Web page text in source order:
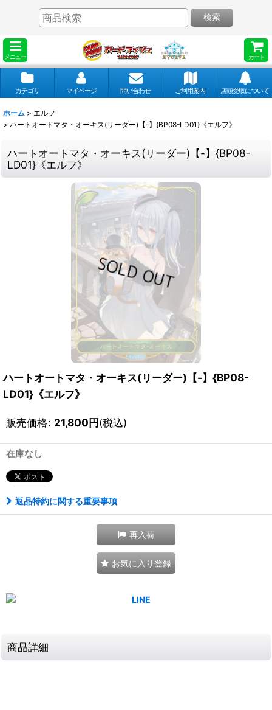
メニュー カート
検索
カテゴリ マイページ 問い合わせ ご利用案内 店頭受取について
ホーム > エルフ
> ハートオートマタ・オーキス(リーダー)【-】{BP08-LD01}《エルフ》
ハートオートマタ・オーキス(リーダー)【-】{BP08-
LD01}《エルフ》
ハートオートマタ・オーキス(リーダー)【-】{BP08-
LD01}《エルフ》
販売価格: 21,800円(税込)
在庫なし
返品特約に関する重要事項
再入荷
お気に入り登録
商品詳細